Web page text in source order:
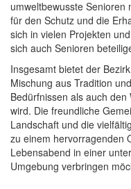
umweltbewusste Senioren
für den Schutz und die
sich in vielen Projekten
sich auch Senioren
Insgesamt bietet der
Mischung aus Tradition
Bedürfnissen als auch
wird. Die freundliche
Landschaft und die
zu einem hervorragenden
Lebensabend in einer
Umgebung verbringen